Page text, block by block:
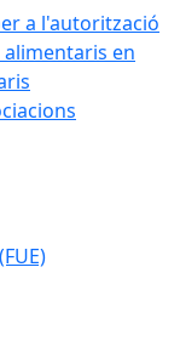
a l'autorització
en